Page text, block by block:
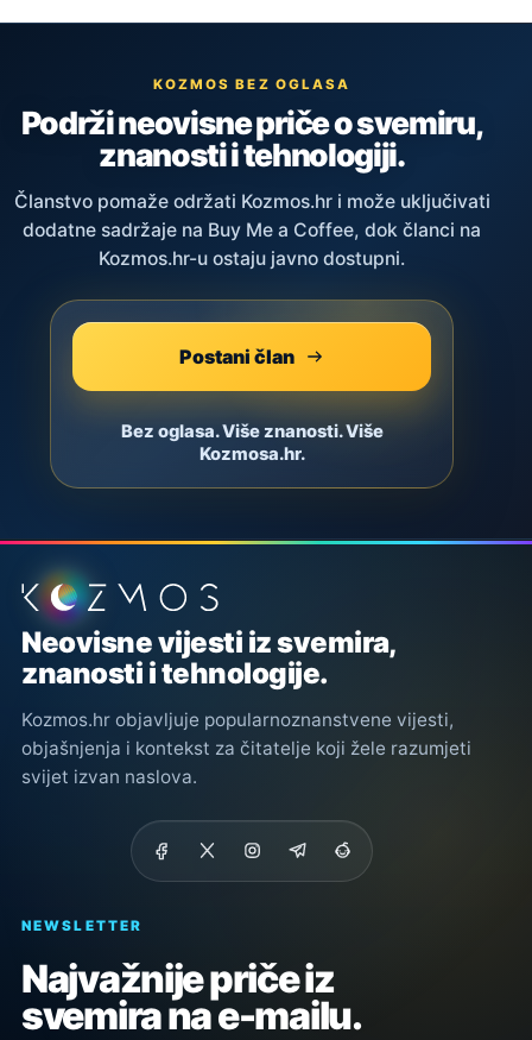
KOZMOS BEZ OGLASA
Podrži neovisne priče o svemiru,
znanosti i tehnologiji.
Članstvo pomaže održati Kozmos.hr i može uključivati
dodatne sadržaje na Buy Me a Coffee, dok članci na
Kozmos.hr-u ostaju javno dostupni.
Postani član
Bez oglasa. Više znanosti. Više
Kozmosa.hr.
Podnožje stranice
Neovisne vijesti iz svemira,
znanosti i tehnologije.
Kozmos.hr objavljuje popularnoznanstvene vijesti,
objašnjenja i kontekst za čitatelje koji žele razumjeti
svijet izvan naslova.
NEWSLETTER
Najvažnije priče iz
svemira na e-mailu.